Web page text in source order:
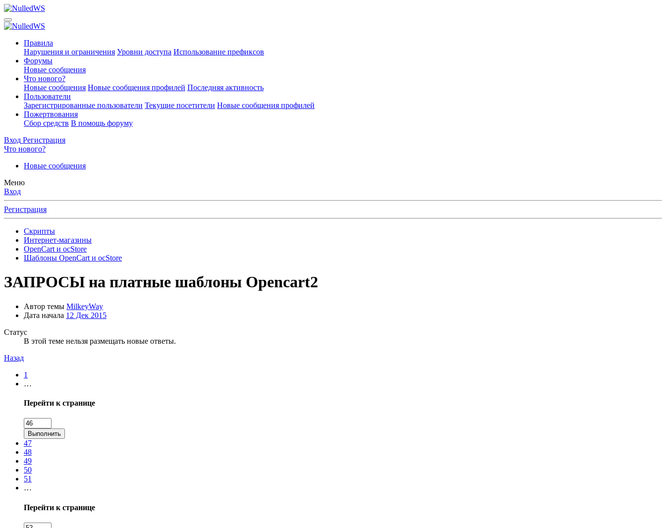
Правила
Нарушения и ограничения Уровни доступа Использование префиксов
Форумы
Новые сообщения
Что нового?
Новые сообщения Новые сообщения профилей Последняя активность
Пользователи
Зарегистрированные пользователи Текущие посетители Новые сообщения профилей
Пожертвования
Сбор средств В помощь форуму
Вход Регистрация
Что нового?
Новые сообщения
Меню
Вход
Регистрация
Скрипты
Интернет-магазины
OpenCart и ocStore
Шаблоны OpenCart и ocStore
ЗАПРОСЫ на платные шаблоны Opencart2
Автор темы MilkeyWay
Дата начала 12 Дек 2015
Статус
В этой теме нельзя размещать новые ответы.
Назад
1
…
Перейти к странице
Выполнить
47
48
49
50
51
…
Перейти к странице